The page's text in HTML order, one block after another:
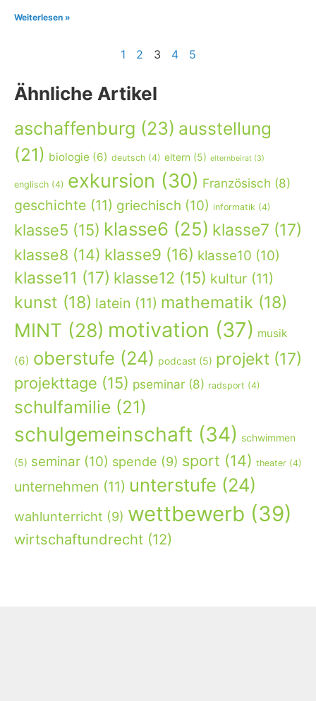
Weiterlesen »
1 2 3 4 5
Ähnliche Artikel
aschaffenburg (23) ausstellung
(21) biologie (6) deutsch (4) eltern (5) elternbeirat (3)
englisch (4) exkursion (30) Französisch (8)
geschichte (11) griechisch (10) informatik (4)
klasse5 (15) klasse6 (25) klasse7 (17)
klasse8 (14) klasse9 (16) klasse10 (10)
klasse11 (17) klasse12 (15) kultur (11)
kunst (18) latein (11) mathematik (18)
MINT (28) motivation (37) musik
(6) oberstufe (24) podcast (5) projekt (17)
projekttage (15) pseminar (8) radsport (4)
schulfamilie (21)
schulgemeinschaft (34) schwimmen
(5) seminar (10) spende (9) sport (14) theater (4)
unternehmen (11) unterstufe (24)
wahlunterricht (9) wettbewerb (39)
wirtschaftundrecht (12)